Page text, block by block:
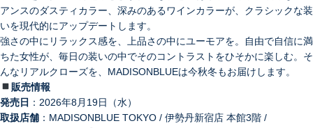
アンスのダスティカラー、深みのあるワインカラーが、クラシックな装
いを現代的にアップデートします。
強さの中にリラックス感を、上品さの中にユーモアを。自由で自信に満
ちた女性が、毎日の装いの中でそのコントラストをひそかに楽しむ。そ
んなリアルクローズを、MADISONBLUEは今秋冬もお届けします。
販売情報
発売日 ：2026年8月19日（水）
取扱店舗 ：MADISONBLUE TOKYO / 伊勢丹新宿店 本館3階 /